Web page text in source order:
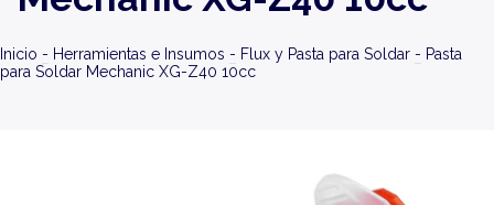
Inicio - Herramientas e Insumos - Flux y Pasta para Soldar - Pasta
para Soldar Mechanic XG-Z40 10cc